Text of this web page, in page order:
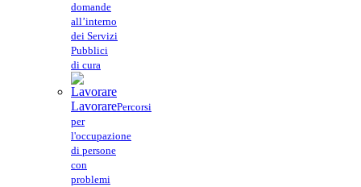
domande
all’interno
dei Servizi
Pubblici
di cura
LavorarePercorsi
per
l'occupazione
di persone
con
problemi